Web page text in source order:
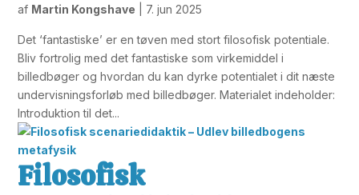
af Martin Kongshave 7. jun 2025
Det ‘fantastiske’ er en tøven med stort filosofisk potentiale.
Bliv fortrolig med det fantastiske som virkemiddel i
billedbøger og hvordan du kan dyrke potentialet i dit næste
undervisningsforløb med billedbøger. Materialet indeholder:
Introduktion til det...
Filosofisk